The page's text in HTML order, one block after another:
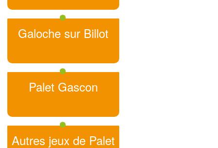
Galoche sur Billot
Palet Gascon
Autres jeux de Palet